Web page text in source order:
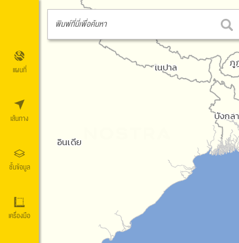
พิมพ์ที่นี่เพื่อค้นหา
แผนที่
เส้นทาง
ชั้นข้อมูล
เครื่องมือ